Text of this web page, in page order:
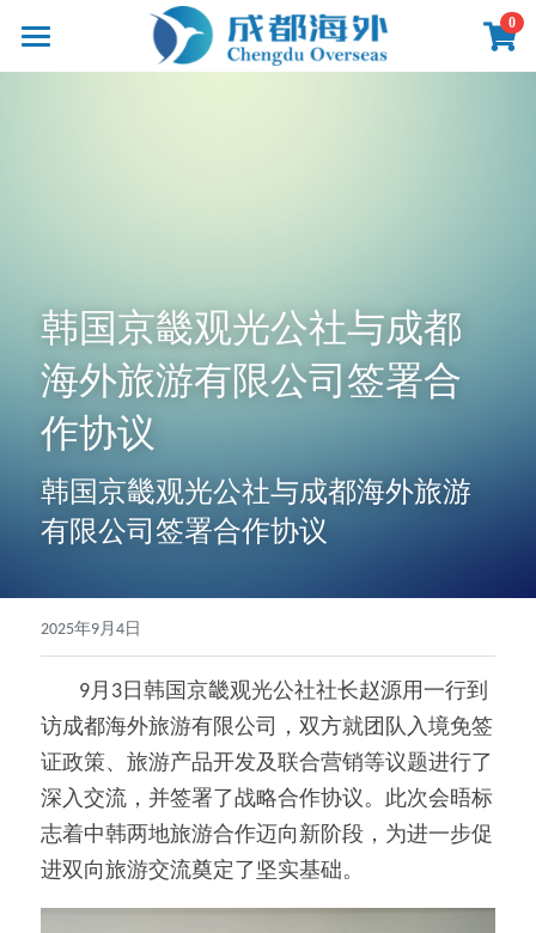
0
关于
联系
提供技术支持
韩国京畿观光公社与成都
海外旅游有限公司签署合
作协议
韩国京畿观光公社与成都海外旅游
有限公司签署合作协议
2025年9月4日
访成都海外旅游有限公司，双方就团队入境免签
证政策、旅游产品开发及联合营销等议题进行了
深入交流，并签署了战略合作协议。此次会晤标
志着中韩两地旅游合作迈向新阶段，为进一步促
进双向旅游交流奠定了坚实基础。
×
商品分类